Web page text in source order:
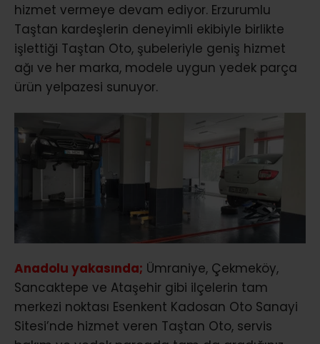
hizmet vermeye devam ediyor. Erzurumlu
Taştan kardeşlerin deneyimli ekibiyle birlikte
işlettiği Taştan Oto, şubeleriyle geniş hizmet
ağı ve her marka, modele uygun yedek parça
ürün yelpazesi sunuyor.
Anadolu yakasında; Ümraniye, Çekmeköy,
Sancaktepe ve Ataşehir gibi ilçelerin tam
merkezi noktası Esenkent Kadosan Oto Sanayi
Sitesi’nde hizmet veren Taştan Oto, servis